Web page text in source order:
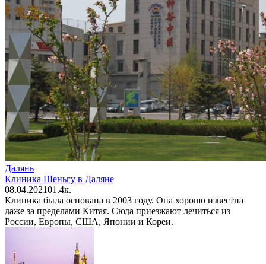
Далянь
Клиника Шеньгу в Даляне
08.04.202101.4к.
Клиника была основана в 2003 году. Она хорошо известна
даже за пределами Китая. Сюда приезжают лечиться из
России, Европы, США, Японии и Кореи.